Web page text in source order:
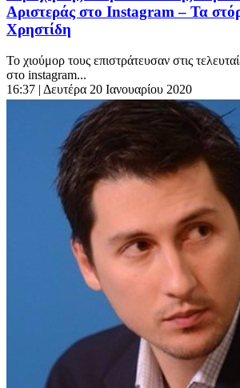
Αριστεράς στο Instagram – Τα
Χρηστίδη
Το χιούμορ τους επιστράτευσαν στις
στο instagram...
16:37 | Δευτέρα 20 Ιανουαρίου 2020